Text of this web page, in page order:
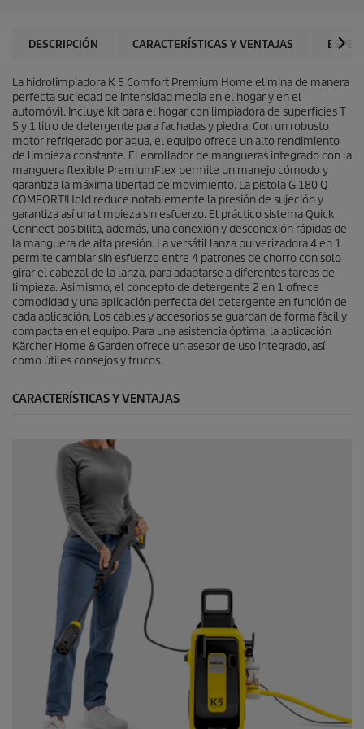
u
c
t
o
1
4
r
e
s
e
ñ
a
s
DESCRIPCIÓN CARACTERÍSTICAS Y VENTAJAS
La hidrolimpiadora K 5 Comfort Premium Home elimina de manera
perfecta suciedad de intensidad media en el hogar y en el
automóvil. Incluye kit para el hogar con limpiadora de superficies T
5 y 1 litro de detergente para fachadas y piedra. Con un robusto
motor refrigerado por agua, el equipo ofrece un alto rendimiento
de limpieza constante. El enrollador de mangueras integrado con la
manguera flexible PremiumFlex permite un manejo cómodo y
garantiza la máxima libertad de movimiento. La pistola G 180 Q
COMFORT!Hold reduce notablemente la presión de sujeción y
garantiza así una limpieza sin esfuerzo. El práctico sistema Quick
Connect posibilita, además, una conexión y desconexión rápidas de
la manguera de alta presión. La versátil lanza pulverizadora 4 en 1
permite cambiar sin esfuerzo entre 4 patrones de chorro con solo
girar el cabezal de la lanza, para adaptarse a diferentes tareas de
limpieza. Asimismo, el concepto de detergente 2 en 1 ofrece
comodidad y una aplicación perfecta del detergente en función de
cada aplicación. Los cables y accesorios se guardan de forma fácil y
compacta en el equipo. Para una asistencia óptima, la aplicación
Kärcher Home & Garden ofrece un asesor de uso integrado, así
como útiles consejos y trucos.
CARACTERÍSTICAS Y VENTAJAS